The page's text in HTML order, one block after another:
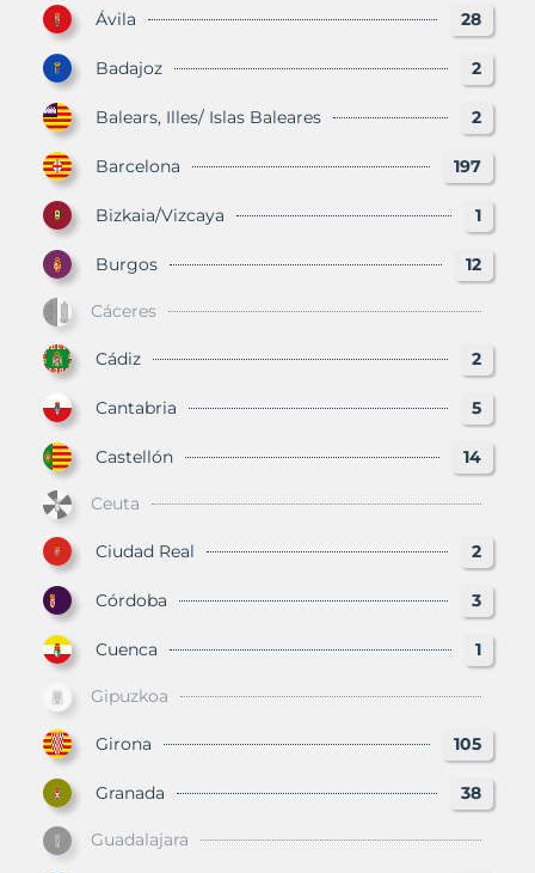
Ávila 28
Badajoz 2
Balears, Illes/ Islas Baleares 2
Barcelona 197
Bizkaia/Vizcaya 1
Burgos 12
Cáceres
Cádiz 2
Cantabria 5
Castellón 14
Ceuta
Ciudad Real 2
Córdoba 3
Cuenca 1
Gipuzkoa
Girona 105
Granada 38
Guadalajara